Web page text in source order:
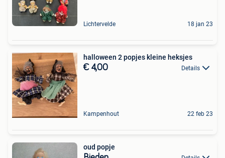
Lichtervelde 18 jan 23
halloween 2 popjes kleine heksjes
€ 4,00 Details
Kampenhout 22 feb 23
oud popje